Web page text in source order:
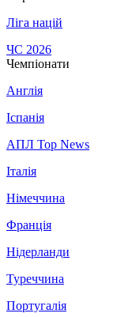
Ліга націй
ЧС 2026
Чемпіонати
Англія
Іспанія
АПЛ Top News
Італія
Німеччина
Франція
Нідерланди
Туреччина
Португалія